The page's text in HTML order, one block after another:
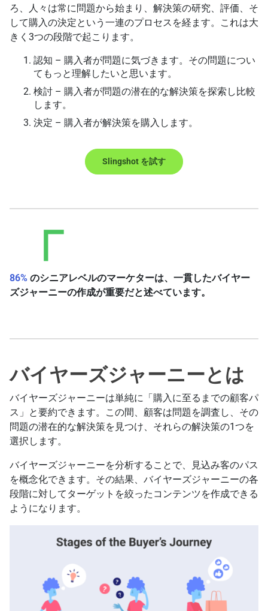
ろ、人々は常に問題から始まり、解決策の研究、評価、そ
して購入の決定という一連のプロセスを経ます。これは大
きく3つの段階で起こります。
認知 – 購入者が問題に気づきます。その問題につい
てもっと理解したいと思います。
検討 – 購入者が問題の潜在的な解決策を探索し比較
します。
決定 – 購入者が解決策を購入します。
Slingshot を試す
86% のシニアレベルのマーケターは、一貫したバイヤー
ズジャーニーの作成が重要だと述べています。
バイヤーズジャーニーとは
バイヤーズジャーニーは単純に「購入に至るまでの顧客パ
ス」と要約できます。この間、顧客は問題を調査し、その
問題の潜在的な解決策を見つけ、それらの解決策の1つを
選択します。
バイヤーズジャーニーを分析することで、見込み客のパス
を概念化できます。その結果、バイヤーズジャーニーの各
段階に対してターゲットを絞ったコンテンツを作成できる
ようになります。